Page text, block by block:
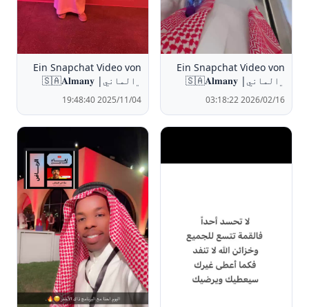
Ein Snapchat Video von
﮼الماني| 🇸🇦𝐀𝐥𝐦𝐚𝐧𝐲
2026/02/16 03:18:22
Ein Snapchat Video von
﮼الماني| 🇸🇦𝐀𝐥𝐦𝐚𝐧𝐲
2025/11/04 19:48:40